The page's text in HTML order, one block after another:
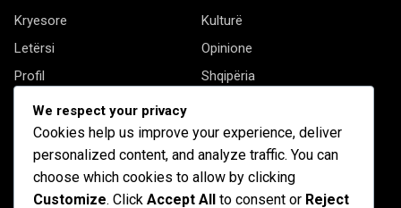
Kryesore
Kulturë
Letërsi
Opinione
Profil
Shqipëria
Shqiptarët në biznes
Të tjera
We respect your privacy
Cookies help us improve your experience, deliver
personalized content, and analyze traffic. You can
choose which cookies to allow by clicking
Customize. Click Accept All to consent or Reject